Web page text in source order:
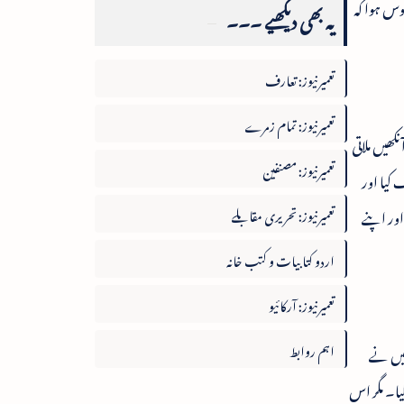
ملاتی
اور
اپنے
نے
مگر اس
یہ بھی دیکھیے ۔۔۔
تعمیرنیوز: تعارف
تعمیرنیوز: تمام زمرے
تعمیرنیوز: مصنفین
تعمیرنیوز: تحریری مقابلے
اردو کتابیات و کتب خانہ
تعمیرنیوز: آرکائیو
اہم روابط